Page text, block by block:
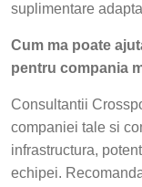
suplimentare
Cum ma poate
pentru compania
Consultantii
companiei tale si
infrastructura,
echipei.